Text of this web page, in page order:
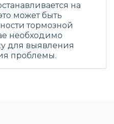
на
может быть
тормозной
необходимо
для выявления
проблемы.